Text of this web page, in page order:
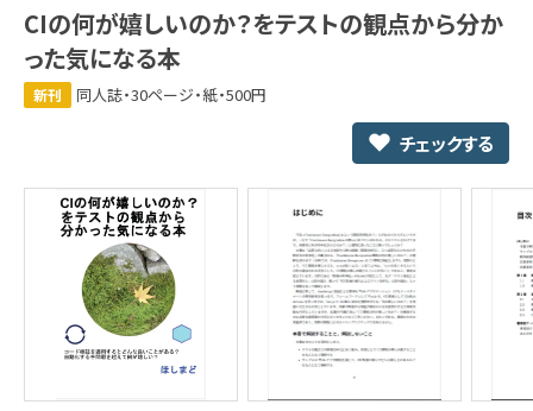
CIの何が嬉しいのか？をテストの観点から分か
った気になる本
新刊 同人誌・30ページ・紙・500円
チェックする